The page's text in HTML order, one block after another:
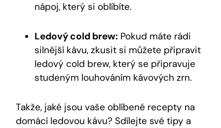
nápoj, který si oblíbíte.
Ledový cold brew: Pokud máte rádi
silnější kávu, zkusit si můžete připravit
ledový cold brew, který se připravuje
studeným louhováním kávových zrn.
Takže, jaké jsou vaše oblíbené recepty na
domácí ledovou kávu? Sdílejte své tipy a